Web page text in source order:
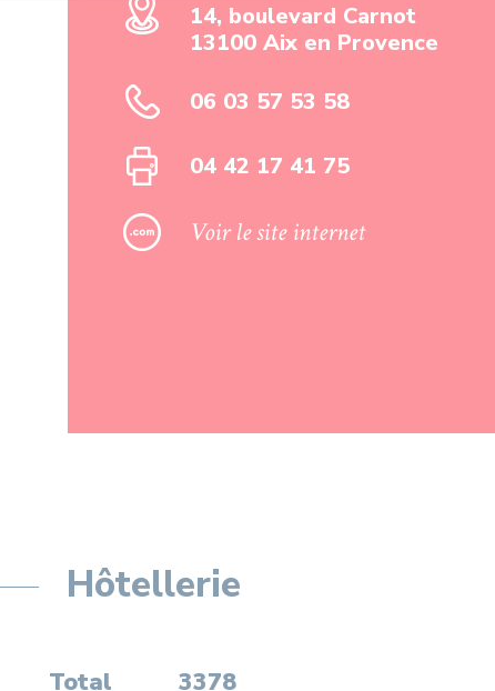
14, boulevard Carnot
13100 Aix en Provence
06 03 57 53 58
04 42 17 41 75
Voir le site internet
Hôtellerie
Total
3378